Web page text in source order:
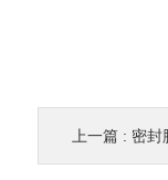
上一篇 : 密封